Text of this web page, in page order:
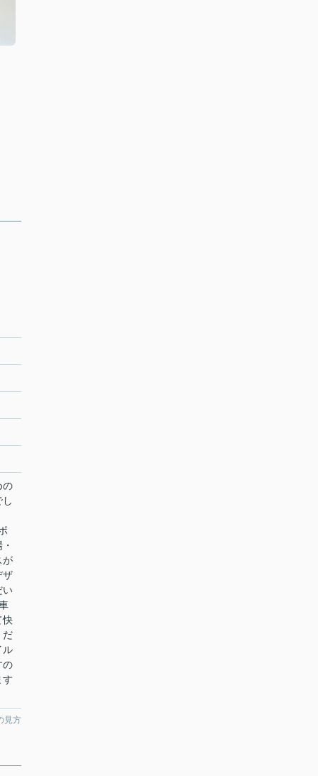
の
が
ザ
い
快
だ
ル
の
す
見方